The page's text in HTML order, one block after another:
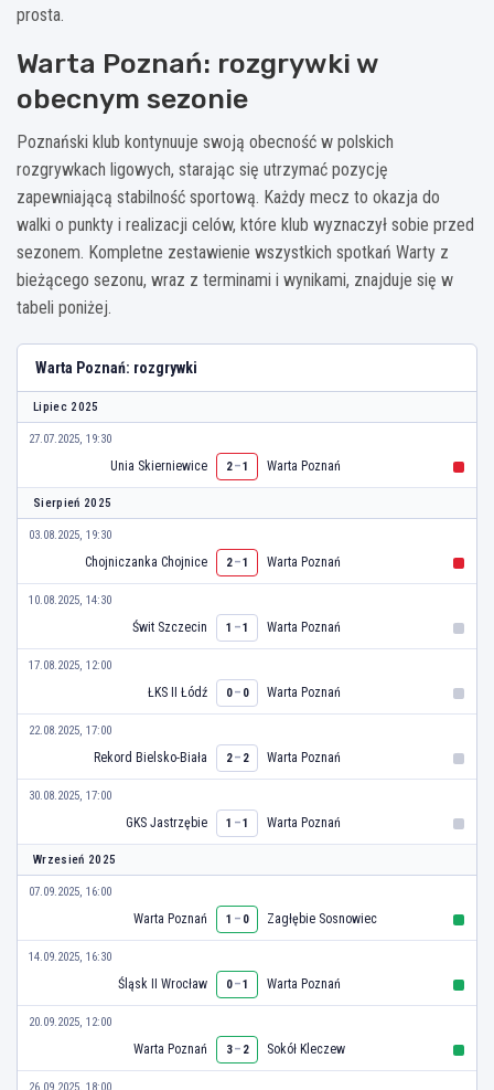
prosta.
Warta Poznań: rozgrywki w
obecnym sezonie
Poznański klub kontynuuje swoją obecność w polskich
rozgrywkach ligowych, starając się utrzymać pozycję
zapewniającą stabilność sportową. Każdy mecz to okazja do
walki o punkty i realizacji celów, które klub wyznaczył sobie przed
sezonem. Kompletne zestawienie wszystkich spotkań Warty z
bieżącego sezonu, wraz z terminami i wynikami, znajduje się w
tabeli poniżej.
Warta Poznań: rozgrywki
Lipiec 2025
27.07.2025, 19:30
Unia Skierniewice 2–1 Warta Poznań
Sierpień 2025
03.08.2025, 19:30
Chojniczanka Chojnice 2–1 Warta Poznań
10.08.2025, 14:30
Świt Szczecin 1 –1 Warta Poznań
17.08.2025, 12:00
ŁKS II Łódź 0– 0 Warta Poznań
22.08.2025, 17:00
Rekord Bielsko-Biała 2– 2 Warta Poznań
30.08.2025, 17:00
GKS Jastrzębie 1 –1 Warta Poznań
Wrzesień 2025
07.09.2025, 16:00
Warta Poznań 1 – 0 Zagłębie Sosnowiec
14.09.2025, 16:30
Śląsk II Wrocław 0–1 Warta Poznań
20.09.2025, 12:00
Warta Poznań 3– 2 Sokół Kleczew